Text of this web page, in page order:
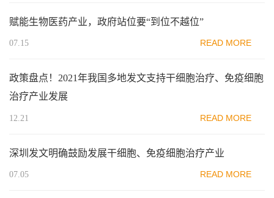
赋能生物医药产业，政府站位要“到位不越位”
07.15 READ MORE
政策盘点！2021年我国多地发文支持干细胞治疗、免疫细胞
治疗产业发展
12.21 READ MORE
深圳发文明确鼓励发展干细胞、免疫细胞治疗产业
07.05 READ MORE